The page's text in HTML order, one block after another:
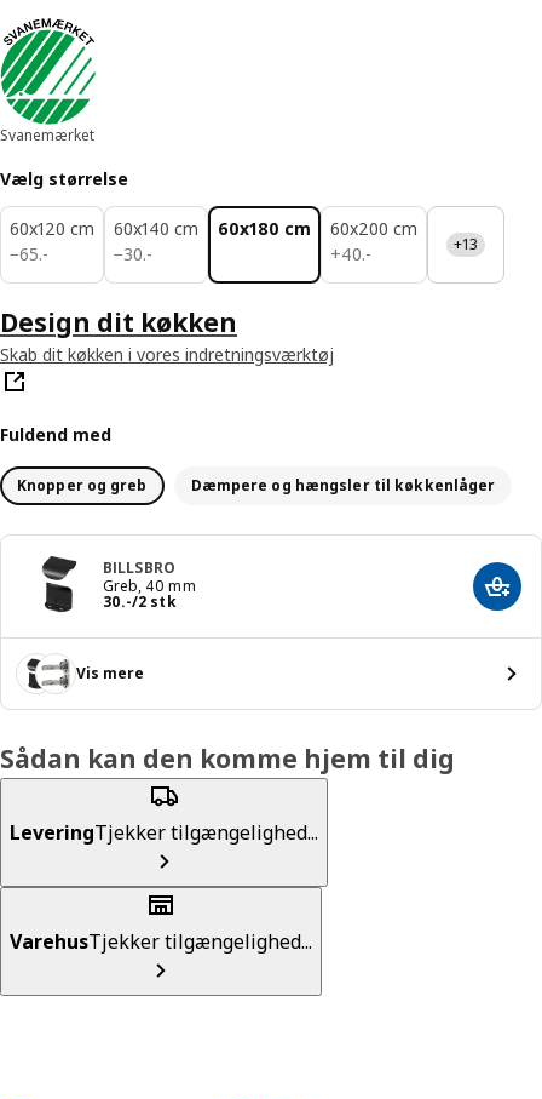
Svanemærket
Vælg størrelse
60x120 cm
−65.-
65.-
60x140 cm
−30.-
30.-
60x180 cm
60x200 cm
+40.-
40.- +13
Design dit køkken
Skab dit køkken i vores indretningsværktøj
Fuldend med
Knopper og greb Dæmpere og hængsler til køkkenlåger
BILLSBRO
Greb, 40 mm
30.-/2 stk
Pris 30.-/2 stk Læg i
Vis mere
Sådan kan den komme hjem til dig
LeveringTjekker tilgængelighed...
VarehusTjekker tilgængelighed...